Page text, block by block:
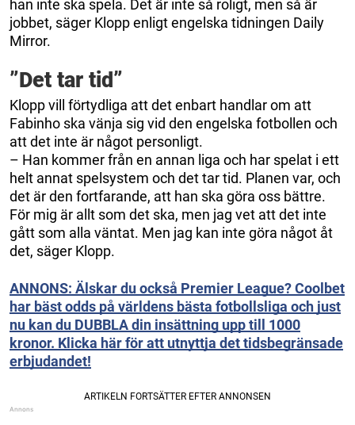
han inte ska spela. Det är inte så roligt, men så är
jobbet, säger Klopp enligt engelska tidningen Daily
Mirror.
”Det tar tid”
Klopp vill förtydliga att det enbart handlar om att
Fabinho ska vänja sig vid den engelska fotbollen och
att det inte är något personligt.
– Han kommer från en annan liga och har spelat i ett
helt annat spelsystem och det tar tid. Planen var, och
det är den fortfarande, att han ska göra oss bättre.
För mig är allt som det ska, men jag vet att det inte
gått som alla väntat. Men jag kan inte göra något åt
det, säger Klopp.
ANNONS: Älskar du också Premier League? Coolbet
har bäst odds på världens bästa fotbollsliga och just
nu kan du DUBBLA din insättning upp till 1000
kronor. Klicka här för att utnyttja det tidsbegränsade
erbjudandet!